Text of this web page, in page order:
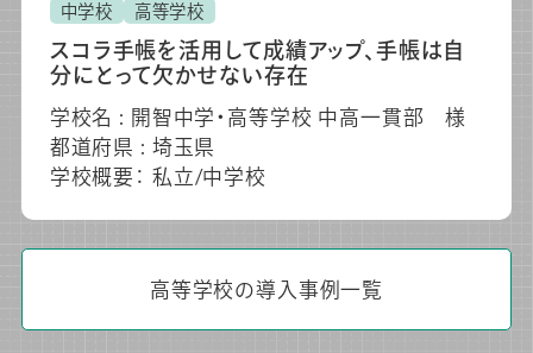
中学校 高等学校
スコラ手帳を活用して成績アップ、手帳は自
分にとって欠かせない存在
学校名 : 開智中学・高等学校 中高一貫部 様
都道府県 : 埼玉県
学校概要： 私立/中学校
高等学校の導入事例一覧